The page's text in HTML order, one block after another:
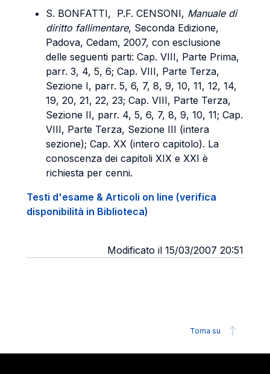
S. BONFATTI, P.F. CENSONI, Manuale di
diritto fallimentare, Seconda Edizione,
Padova, Cedam, 2007, con esclusione
delle seguenti parti: Cap. VIII, Parte Prima,
parr. 3, 4, 5, 6; Cap. VIII, Parte Terza,
Sezione I, parr. 5, 6, 7, 8, 9, 10, 11, 12, 14,
19, 20, 21, 22, 23; Cap. VIII, Parte Terza,
Sezione II, parr. 4, 5, 6, 7, 8, 9, 10, 11; Cap.
VIII, Parte Terza, Sezione III (intera
sezione); Cap. XX (intero capitolo). La
conoscenza dei capitoli XIX e XXI è
richiesta per cenni.
Testi d'esame & Articoli on line (verifica
disponibilità in Biblioteca)
Modificato il 15/03/2007 20:51
Torna su